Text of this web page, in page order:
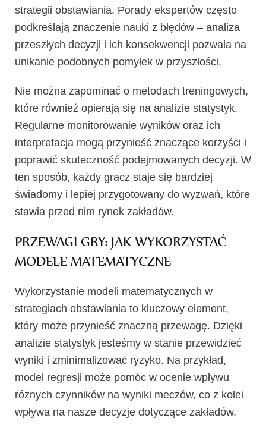
strategii obstawiania. Porady ekspertów często
podkreślają znaczenie nauki z błędów – analiza
przeszłych decyzji i ich konsekwencji pozwala na
unikanie podobnych pomyłek w przyszłości.
Nie można zapominać o metodach treningowych,
które również opierają się na analizie statystyk.
Regularne monitorowanie wyników oraz ich
interpretacja mogą przynieść znaczące korzyści i
poprawić skuteczność podejmowanych decyzji. W
ten sposób, każdy gracz staje się bardziej
świadomy i lepiej przygotowany do wyzwań, które
stawia przed nim rynek zakładów.
PRZEWAGI GRY: JAK WYKORZYSTAĆ
MODELE MATEMATYCZNE
Wykorzystanie modeli matematycznych w
strategiach obstawiania to kluczowy element,
który może przynieść znaczną przewagę. Dzięki
analizie statystyk jesteśmy w stanie przewidzieć
wyniki i zminimalizować ryzyko. Na przykład,
model regresji może pomóc w ocenie wpływu
różnych czynników na wyniki meczów, co z kolei
wpływa na nasze decyzje dotyczące zakładów.